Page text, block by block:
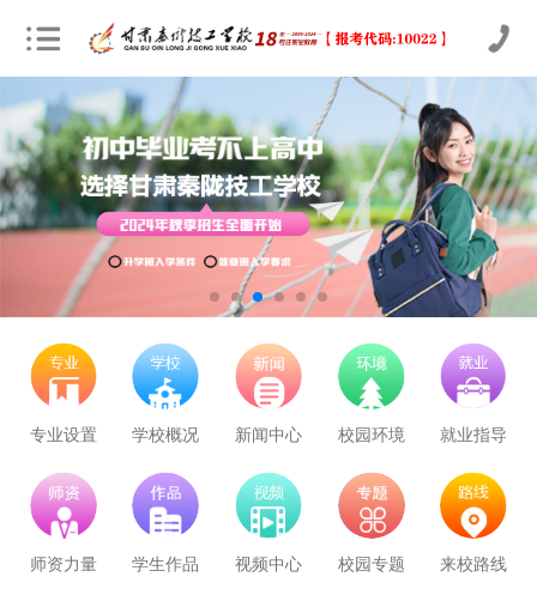
专业设置 学校概况 新闻中心 校园环境 就业指导
师资力量 学生作品 视频中心 校园专题 来校路线
学校里面的漂亮女孩子多不多呀
报名要带哪些东西
农业机械运维 30 23 技能证书+学历证书 立即预约
通信运营服务 30 23 技能证书+学历证书 立即预约
计算机应用与维修 39 技能证书+学历证书 立即预约
幼儿教育 150 117 技能证书+学历证书 立即预约
轨道交通车辆运检 50 39 技能证书+学历证书 立即预约
铁路客运服务 150 117 技能证书+学历证书 立即预约
新能源汽车技术 150 117 技能证书+学历证书 立即预约
公路施工与养护 30 23 技能证书+学历证书 立即预约
电子商务 30 23 技能证书+学历证书 立即预约
电梯工程技术 30 23 技能证书+学历证书 立即预约